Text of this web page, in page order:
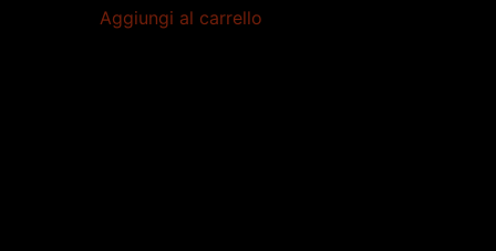
Aggiungi al carrello